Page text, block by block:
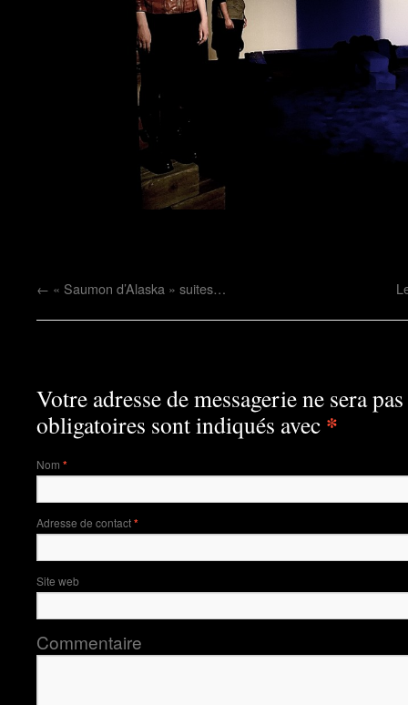
← « Saumon d’Alaska » suites…
Votre adresse de messagerie ne sera
obligatoires sont indiqués avec *
Nom *
Adresse de contact*
Site web
Commentaire